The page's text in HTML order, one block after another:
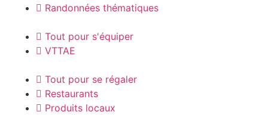
Randonnées thématiques
Tout pour s'équiper
VTTAE
Tout pour se régaler
Restaurants
Produits locaux